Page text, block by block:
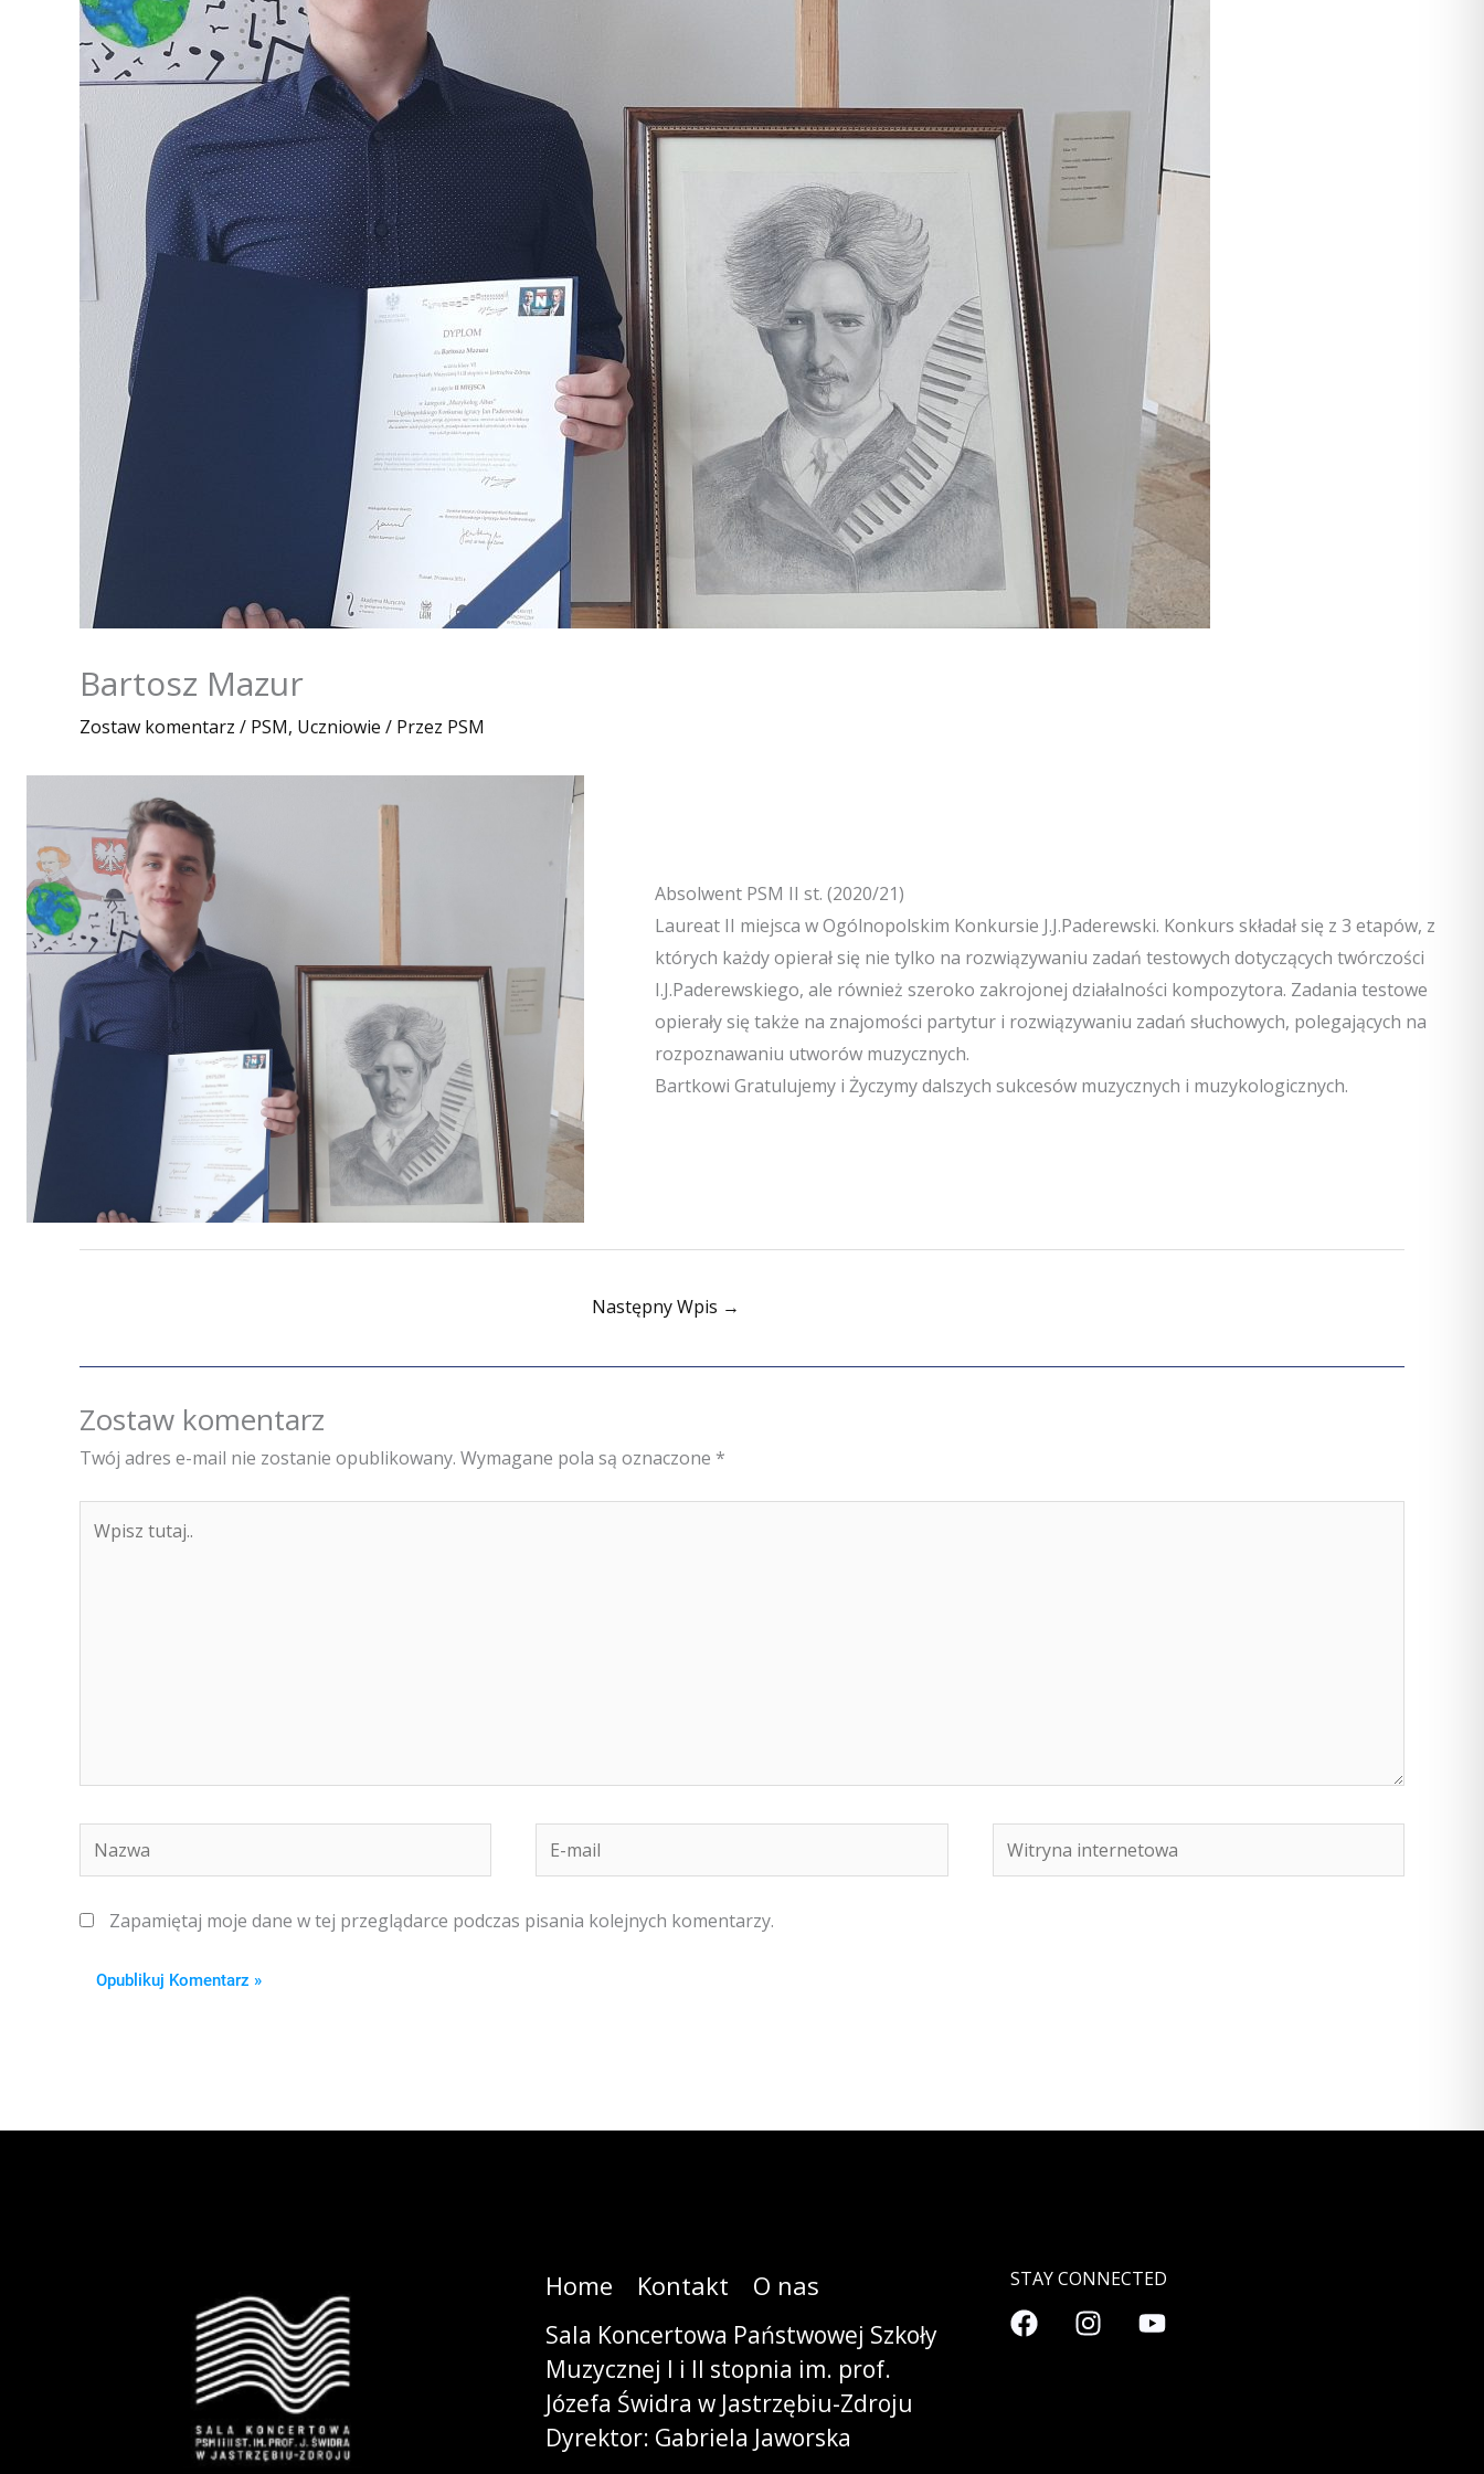
Bartosz Mazur
Zostaw komentarz / PSM, Uczniowie / Przez PSM
Absolwent PSM II st. (2020/21)
Laureat II miejsca w Ogólnopolskim Konkursie J.J.Paderewski. Konkurs składał się z 3 etapów, z
których każdy opierał się nie tylko na rozwiązywaniu zadań testowych dotyczących twórczości
I.J.Paderewskiego, ale również szeroko zakrojonej działalności kompozytora. Zadania testowe
opierały się także na znajomości partytur i rozwiązywaniu zadań słuchowych, polegających na
rozpoznawaniu utworów muzycznych.
Bartkowi Gratulujemy i Życzymy dalszych sukcesów muzycznych i muzykologicznych.
Następny Wpis →
Zostaw komentarz
Twój adres e-mail nie zostanie opublikowany. Wymagane pola są oznaczone *
tutaj..
Nazwa
E-
mail
Witryna
internetowa
Zapamiętaj moje dane w tej przeglądarce podczas pisania kolejnych komentarzy.
Home Kontakt O nas
Sala Koncertowa Państwowej Szkoły
Muzycznej I i II stopnia im. prof.
Józefa Świdra w Jastrzębiu-Zdroju
Dyrektor: Gabriela Jaworska
STAY CONNECTED